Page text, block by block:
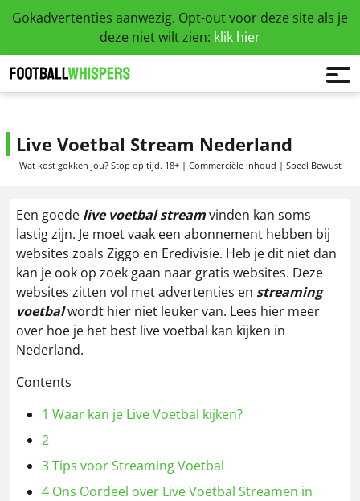
Gokadvertenties aanwezig. Opt-out voor deze site als je
deze niet wilt zien: klik hier
Live Voetbal Stream Nederland
Wat kost gokken jou? Stop op tijd. 18+ | Commerciële inhoud | Speel Bewust
Een goede live voetbal streamvinden kan soms
lastig zijn. Je moet vaak een abonnement hebben bij
websites zoals Ziggo en Eredivisie. Heb je dit niet dan
kan je ook op zoek gaan naar gratis websites. Deze
websites zitten vol met advertenties en streaming
voetbalwordt hier niet leuker van. Lees hier meer
over hoe je het best live voetbal kan kijken in
Nederland.
Contents
1 Waar kan je Live Voetbal kijken?
2
3Tips voor Streaming Voetbal
4 Ons Oordeel over Live Voetbal Streamen in